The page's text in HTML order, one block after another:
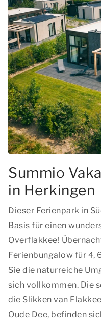
Summio
in Herkingen
Dieser Ferienpark in
Basis für einen
Overflakkee!
Ferienbungalow für 4,
Sie die naturreiche
sich vollkommen. Die
die Slikken van
Oude Dee, befinden